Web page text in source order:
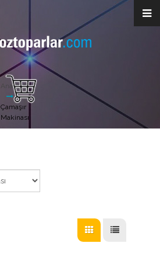
Anasayfa
Çamaşır
Makinası